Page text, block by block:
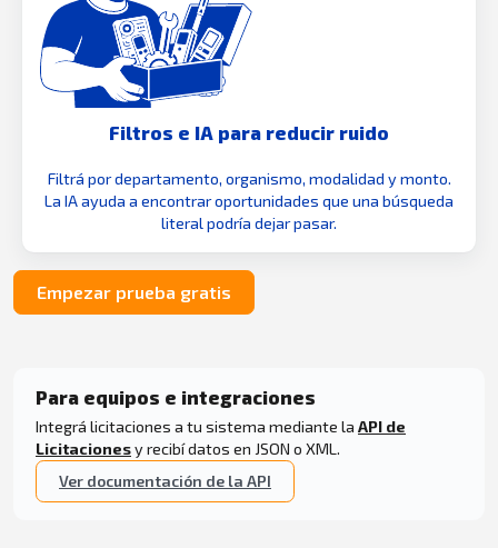
Filtros e IA para reducir ruido
Filtrá por departamento, organismo, modalidad y monto.
La IA ayuda a encontrar oportunidades que una búsqueda
literal podría dejar pasar.
Empezar prueba gratis
Para equipos e integraciones
Integrá licitaciones a tu sistema mediante la API de
Licitacionesy recibí datos en JSON o XML.
Ver documentación de la API